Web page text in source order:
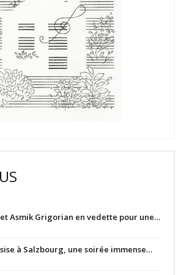
Asmik Grigorian en vedette pour une…
à Salzbourg, une soirée immense…